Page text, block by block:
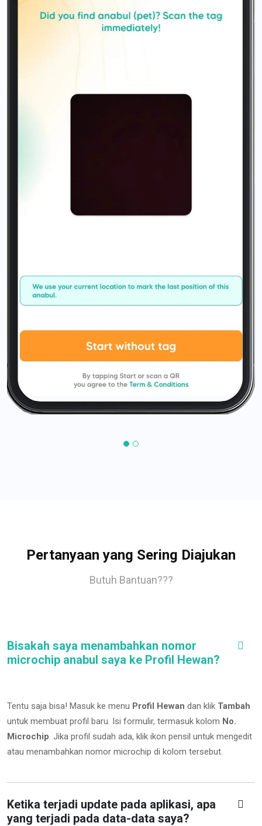
Pertanyaan yang Sering Diajukan
Butuh Bantuan???
Bisakah saya menambahkan nomor
microchip anabul saya ke Profil Hewan?
Tentu saja bisa! Masuk ke menu Profil Hewan dan klik Tambah
untuk membuat profil baru. Isi formulir, termasuk kolom No.
Microchip. Jika profil sudah ada, klik ikon pensil untuk mengedit
atau menambahkan nomor microchip di kolom tersebut.
Ketika terjadi update pada aplikasi, apa
yang terjadi pada data-data saya?